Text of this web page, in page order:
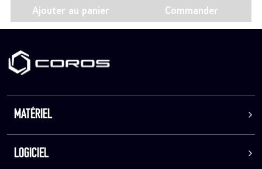
Ajouter au panier Commander
MATÉRIEL
LOGICIEL